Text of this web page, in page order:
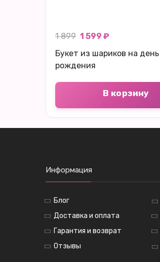
1 899 1 599 ₽
Букет из шариков на день
рождения
В корзину
Информация
Блог
Доставка и оплата
Гарантия и возврат
Отзывы